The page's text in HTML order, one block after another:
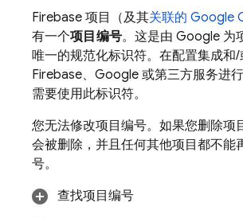
Firebase 项目（及其关联的 Google
有一个项目编号。这是由 Google 为
唯一的规范化标识符。在配置集成和/
Firebase、Google 或第三方服务进行
需要使用此标识符。
您无法修改项目编号。如果您删除项
会被删除，并且任何其他项目都不能
号。
查找项目编号